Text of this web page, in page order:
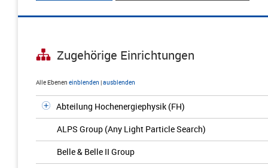
Zugehörige Einrichtungen
Alle Ebenen einblenden |ausblenden
Abteilung Hochenergiephysik (FH)
ALPS Group (Any Light Particle Search)
Belle & Belle II Group